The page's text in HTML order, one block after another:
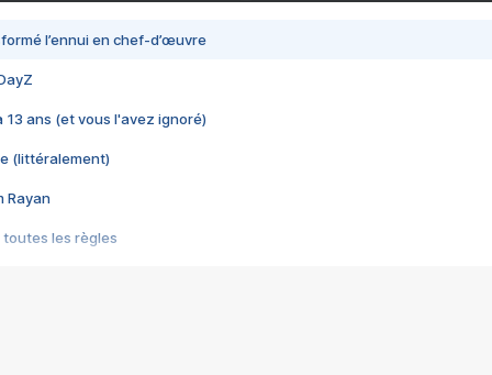
l’ennui en chef-d’œuvre
13 ans (et vous l'avez ignoré)
(littéralement)
Rayan
toutes les règles